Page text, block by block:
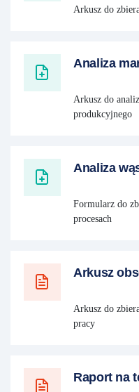
Arkusz do
Analiza
Arkusz do
produkcyjnego
Analiza
Formularz do
procesach
Arkusz
Arkusz do
pracy
Raport na